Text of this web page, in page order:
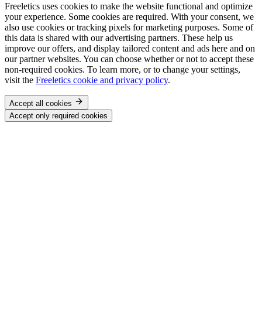
Freeletics uses cookies to make the website functional and optimize
your experience. Some cookies are required. With your consent, we
also use cookies or tracking pixels for marketing purposes. Some of
this data is shared with our advertising partners. These help us
improve our offers, and display tailored content and ads here and on
our partner websites. You can choose whether or not to accept these
non-required cookies. To learn more, or to change your settings,
visit the Freeletics cookie and privacy policy.
Accept all cookies
Accept only required cookies